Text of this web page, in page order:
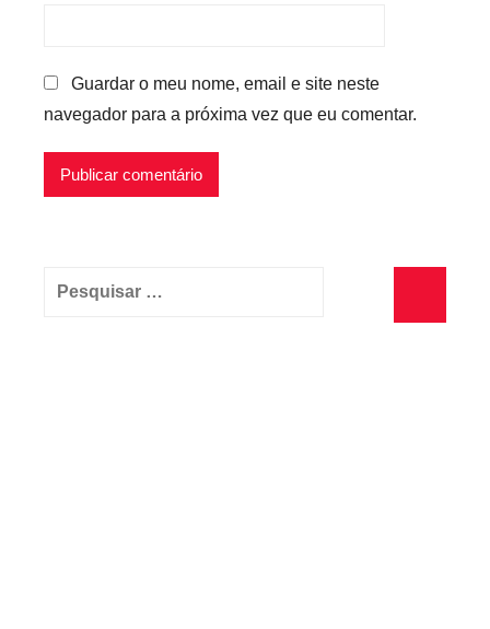
Guardar o meu nome, email e site neste
navegador para a próxima vez que eu comentar.
Pesquisar